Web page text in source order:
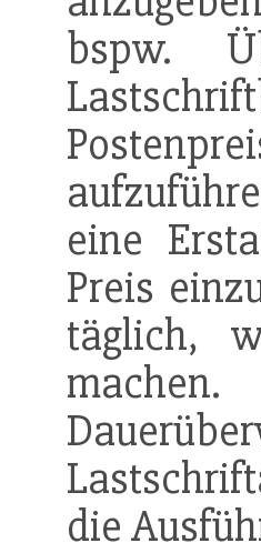
bspw.
eine
Preis
täglich,
die